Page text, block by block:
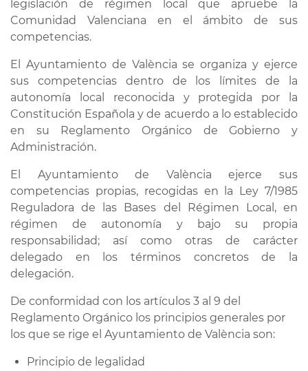
legislación de régimen local que apruebe la
Comunidad Valenciana en el ámbito de sus
competencias.
El Ayuntamiento de València se organiza y ejerce
sus competencias dentro de los límites de la
autonomía local reconocida y protegida por la
Constitución Española y de acuerdo a lo establecido
en su Reglamento Orgánico de Gobierno y
Administración.
El Ayuntamiento de València ejerce sus
competencias propias, recogidas en la Ley 7/1985
Reguladora de las Bases del Régimen Local, en
régimen de autonomía y bajo su propia
responsabilidad; así como otras de carácter
delegado en los términos concretos de la
delegación.
De conformidad con los artículos 3 al 9 del
Reglamento Orgánico los principios generales por
los que se rige el Ayuntamiento de València son:
Principio de legalidad